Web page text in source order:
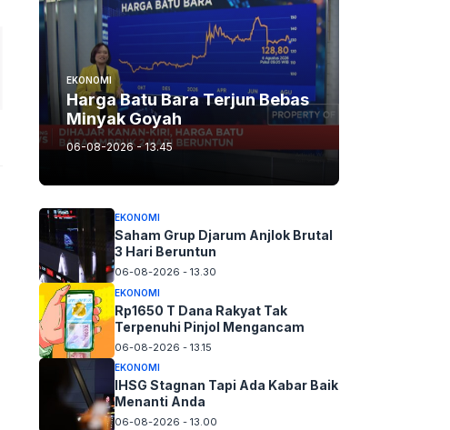
EKONOMI
Harga Batu Bara Terjun Bebas
Minyak Goyah
06-08-2026 - 13.45
EKONOMI
Saham Grup Djarum Anjlok Brutal
3 Hari Beruntun
06-08-2026 - 13.30
EKONOMI
Rp1650 T Dana Rakyat Tak
Terpenuhi Pinjol Mengancam
06-08-2026 - 13.15
EKONOMI
IHSG Stagnan Tapi Ada Kabar Baik
Menanti Anda
06-08-2026 - 13.00